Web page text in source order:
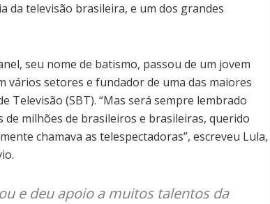
da televisão brasileira, e um dos grandes
seu nome de batismo, passou de um jovem
vários setores e fundador de uma das maiores
Televisão (SBT). “Mas será sempre lembrado
milhões de brasileiros e brasileiras, querido
chamava as telespectadoras”, escreveu Lula,
e deu apoio a muitos talentos da